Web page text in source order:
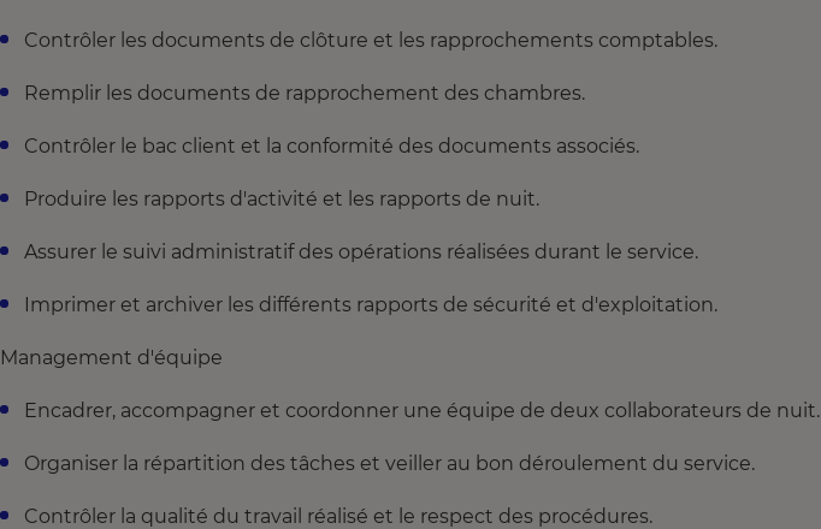
Contrôler les documents de clôture et les rapprochements comptables.
Remplir les documents de rapprochement des chambres.
Contrôler le bac client et la conformité des documents associés.
Produire les rapports d'activité et les rapports de nuit.
Assurer le suivi administratif des opérations réalisées durant le service.
Imprimer et archiver les différents rapports de sécurité et d'exploitation.
Management d'équipe
Encadrer, accompagner et coordonner une équipe de deux collaborateurs de nuit.
Organiser la répartition des tâches et veiller au bon déroulement du service.
Contrôler la qualité du travail réalisé et le respect des procédures.